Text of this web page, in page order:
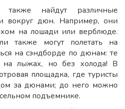
найдут различные
вокруг дюн. Например, они
на лошади или верблюде.
также могут полетать на
на сэндборде по дюнам: те
лыжах, но без холода! В
площадка, где туристы
за дюнами; до него можно
подъемнике.